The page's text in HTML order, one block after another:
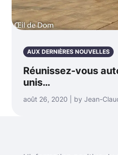
AUX DERNIÈRES NOUVELLES
Réunissez-vous
unis…
août 26, 2020 | by Jean-